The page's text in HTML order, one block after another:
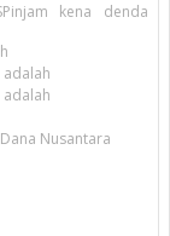
kena denda
adalah
adalah
Nusantara